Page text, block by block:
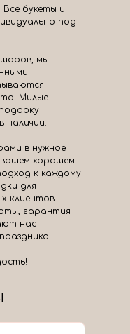
Все букеты и
под
мы
Милые
наличии.
в нужное
хорошем
к каждому
для
клиентов.
гарантия
нас